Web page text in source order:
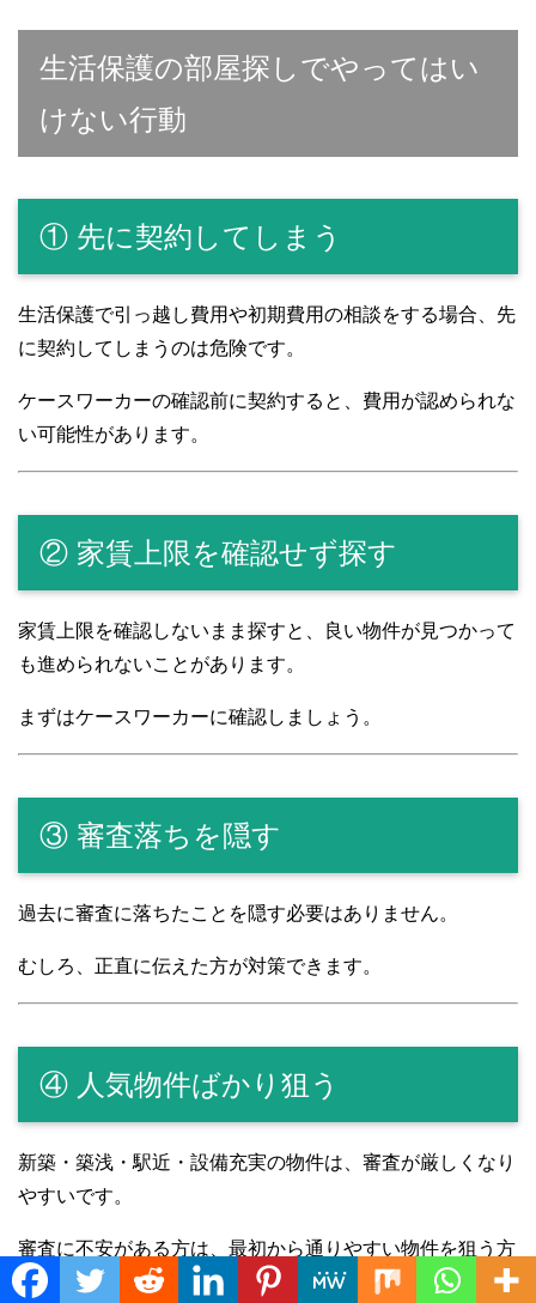
生活保護の部屋探しでやってはい
けない行動
① 先に契約してしまう
生活保護で引っ越し費用や初期費用の相談をする場合、先
に契約してしまうのは危険です。
ケースワーカーの確認前に契約すると、費用が認められな
い可能性があります。
② 家賃上限を確認せず探す
家賃上限を確認しないまま探すと、良い物件が見つかって
も進められないことがあります。
まずはケースワーカーに確認しましょう。
③ 審査落ちを隠す
過去に審査に落ちたことを隠す必要はありません。
むしろ、正直に伝えた方が対策できます。
④ 人気物件ばかり狙う
新築・築浅・駅近・設備充実の物件は、審査が厳しくなり
やすいです。
審査に不安がある方は、最初から通りやすい物件を狙う方
が現実的です。
Translate »